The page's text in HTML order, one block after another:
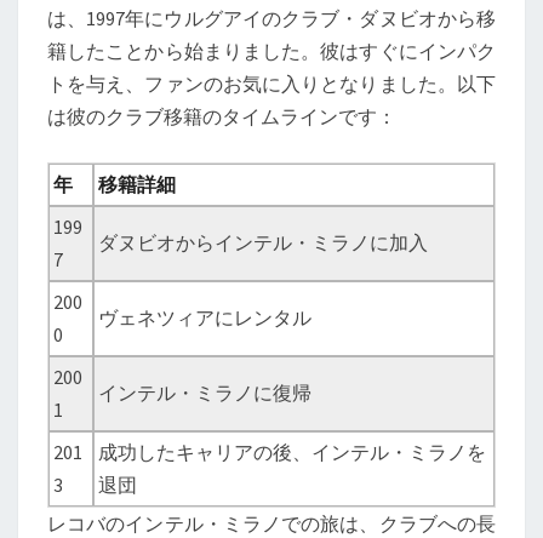
は、1997年にウルグアイのクラブ・ダヌビオから移
籍したことから始まりました。彼はすぐにインパク
トを与え、ファンのお気に入りとなりました。以下
は彼のクラブ移籍のタイムラインです：
年
移籍詳細
199
7
ダヌビオからインテル・ミラノに加入
200
0
ヴェネツィアにレンタル
200
1
インテル・ミラノに復帰
201
3
成功したキャリアの後、インテル・ミラノを
退団
レコバのインテル・ミラノでの旅は、クラブへの長